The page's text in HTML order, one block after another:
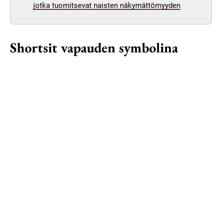
jotka tuomitsevat naisten näkymättömyyden
Shortsit vapauden symbolina